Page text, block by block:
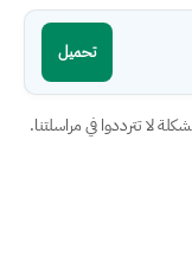
تحميل
لا تترددوا في مراسلتنا.